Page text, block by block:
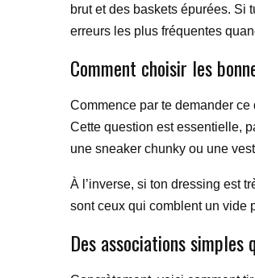
brut et des baskets épurées. Si
erreurs les plus fréquentes
Comment choisir les
Commence par te demander
Cette question est essentielle,
une sneaker chunky ou une
À l’inverse, si ton dressing est
sont ceux qui comblent un vide
Des associations